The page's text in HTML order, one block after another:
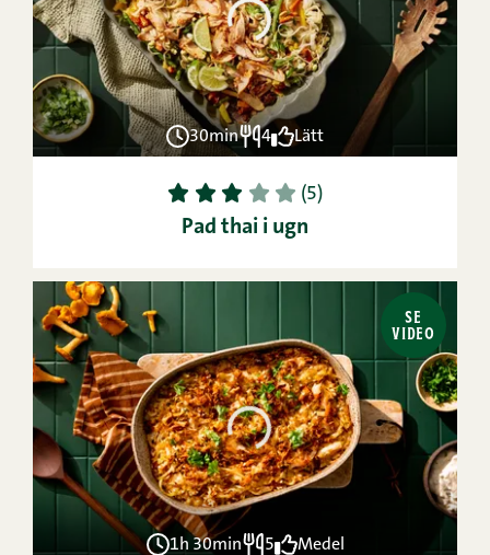
30min 4 Lätt
1 2 3 4 5 (5)
Pad thai i ugn
SE
VIDEO
1h 30min 5 Medel